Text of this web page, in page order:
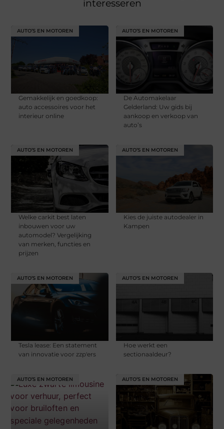
interesseren
AUTO’S EN MOTOREN
Gemakkelijk en goedkoop:
auto accessoires voor het
interieur online
AUTO’S EN MOTOREN
De Automakelaar
Gelderland: Uw gids bij
aankoop en verkoop van
auto’s
AUTO’S EN MOTOREN
Welke carkit best laten
inbouwen voor uw
automodel? Vergelijking
van merken, functies en
prijzen
AUTO’S EN MOTOREN
Kies de juiste autodealer in
Kampen
AUTO’S EN MOTOREN
Tesla lease: Een statement
van innovatie voor zzp'ers
AUTO’S EN MOTOREN
Hoe werkt een
sectionaaldeur?
AUTO’S EN MOTOREN AUTO’S EN MOTOREN